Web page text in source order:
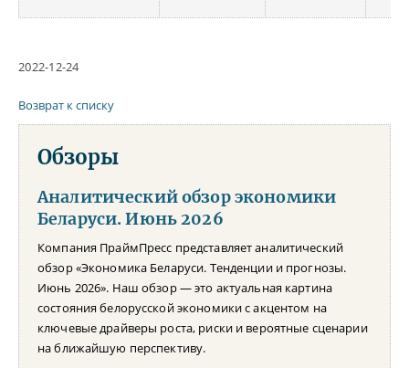
2022-12-24
Возврат к списку
Обзоры
Аналитический обзор экономики
Беларуси. Июнь 2026
Компания ПраймПресс представляет аналитический
обзор «Экономика Беларуси. Тенденции и прогнозы.
Июнь 2026». Наш обзор — это актуальная картина
состояния белорусской экономики с акцентом на
ключевые драйверы роста, риски и вероятные сценарии
на ближайшую перспективу.